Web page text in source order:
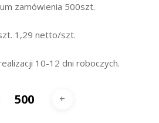
zamówienia 500szt.
1,29 netto/szt.
10-12 dni roboczych.